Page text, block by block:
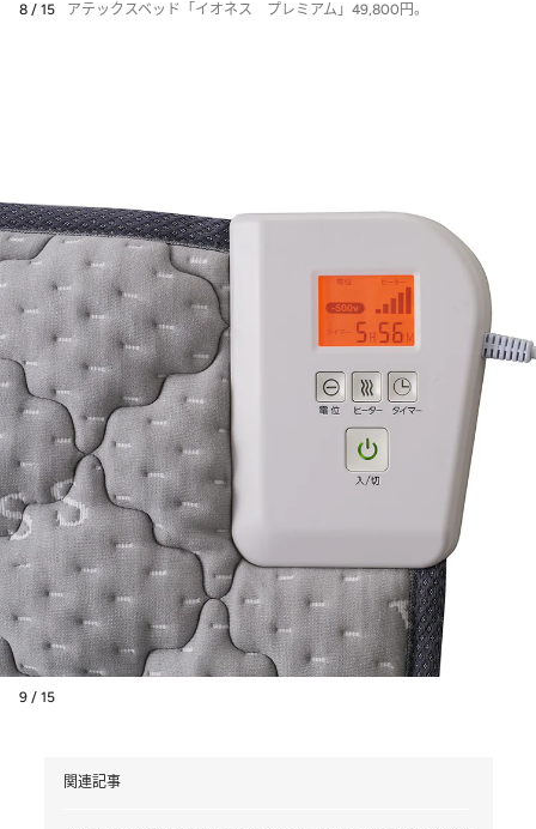
8 / 15 アテックスベッド「イオネス プレミアム」49,800円。
9 / 15
関連記事